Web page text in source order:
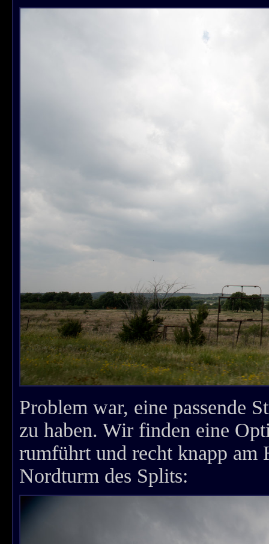
Problem war, eine passende
zu haben. Wir finden eine
rumführt und recht knapp am
Nordturm des Splits: